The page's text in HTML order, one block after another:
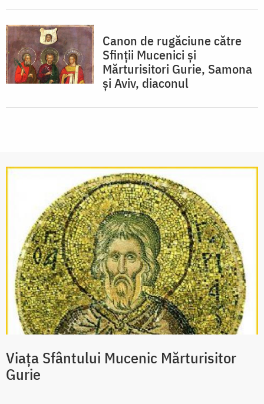
Canon de rugăciune către
Sfinţii Mucenici şi
Mărturisitori Gurie, Samona
şi Aviv, diaconul
Viața Sfântului Mucenic Mărturisitor
Gurie